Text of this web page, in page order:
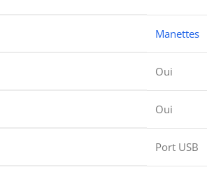
Manettes
Oui
Oui
Port USB